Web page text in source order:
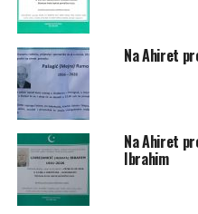
POVEZANE TEME:
Na Ahiret preselio
DON'T MISS
Na Ahiret preselio Fatkić
Na Ahiret
Na Ahiret
Ibrahim